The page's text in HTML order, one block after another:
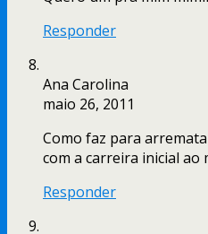
Responder
Ana Carolina
maio 26, 2011
Como faz para
com a carreira inicial ao
Responder